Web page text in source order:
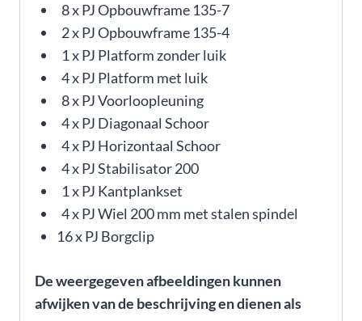
8 x PJ Opbouwframe 135-7
2 x PJ Opbouwframe 135-4
1 x PJ Platform zonder luik
4 x PJ Platform met luik
8 x PJ Voorloopleuning
4 x PJ Diagonaal Schoor
4 x PJ Horizontaal Schoor
4 x PJ Stabilisator 200
1 x PJ Kantplankset
4 x PJ Wiel 200 mm met stalen spindel
16 x PJ Borgclip
De weergegeven afbeeldingen kunnen
afwijken van de beschrijving en dienen als